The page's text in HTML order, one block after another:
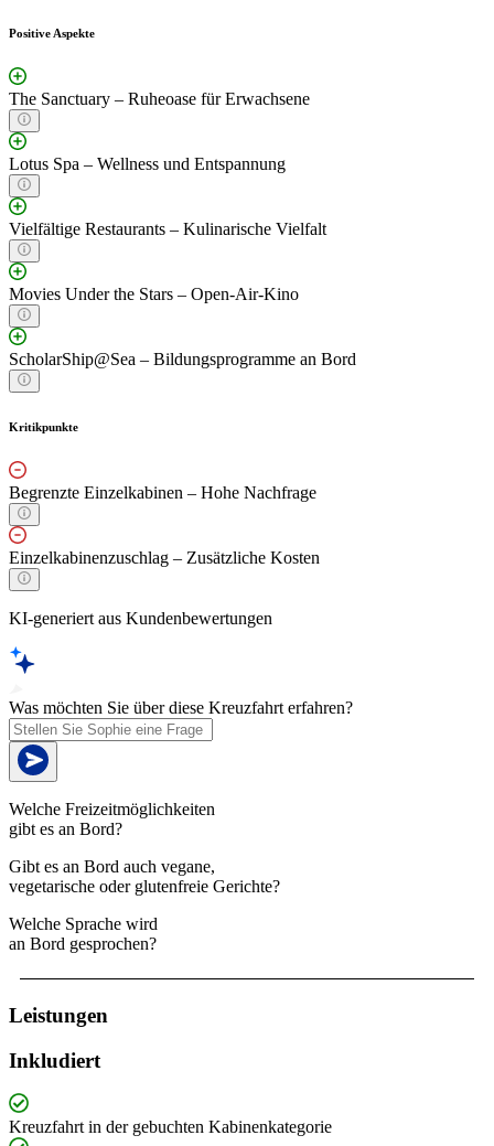
Positive Aspekte
The Sanctuary – Ruheoase für Erwachsene
Lotus Spa – Wellness und Entspannung
Vielfältige Restaurants – Kulinarische Vielfalt
Movies Under the Stars – Open-Air-Kino
ScholarShip@Sea – Bildungsprogramme an Bord
Kritikpunkte
Begrenzte Einzelkabinen – Hohe Nachfrage
Einzelkabinenzuschlag – Zusätzliche Kosten
KI-generiert aus Kundenbewertungen
Was möchten Sie über diese Kreuzfahrt erfahren?
Welche Freizeitmöglichkeiten
gibt es an Bord?
Gibt es an Bord auch vegane,
vegetarische oder glutenfreie Gerichte?
Welche Sprache wird
an Bord gesprochen?
Leistungen
Inkludiert
Kreuzfahrt in der gebuchten Kabinenkategorie